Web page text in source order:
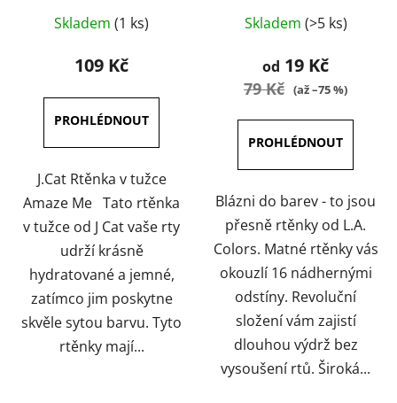
hodnocení
produktu
5,0
z
5
hvězdiček.
Skladem (1 ks)
109 Kč
J.Cat Rtěnka v tužce
Amaze Me Tato rtěnka
v tužce od J Cat vaše rty
udrží krásně
hydratované a jemné,
zatímco jim poskytne
skvěle sytou barvu. Tyto
rtěnky mají...
hodnocení
produktu
5
hvězdiček.
Skladem (>5 ks)
od 19 Kč
79 Kč (až –75 %)
Blázni do barev - to jsou
přesně rtěnky od L.A.
Colors. Matné rtěnky vás
okouzlí 16 nádhernými
odstíny. Revoluční
složení vám zajistí
dlouhou výdrž bez
vysoušení rtů. Široká...